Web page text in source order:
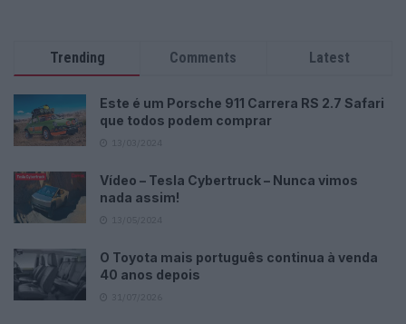
Trending Comments Latest
Este é um Porsche 911 Carrera RS 2.7 Safari
que todos podem comprar
Vídeo – Tesla Cybertruck – Nunca vimos
nada assim!
O Toyota mais português continua à venda
40 anos depois